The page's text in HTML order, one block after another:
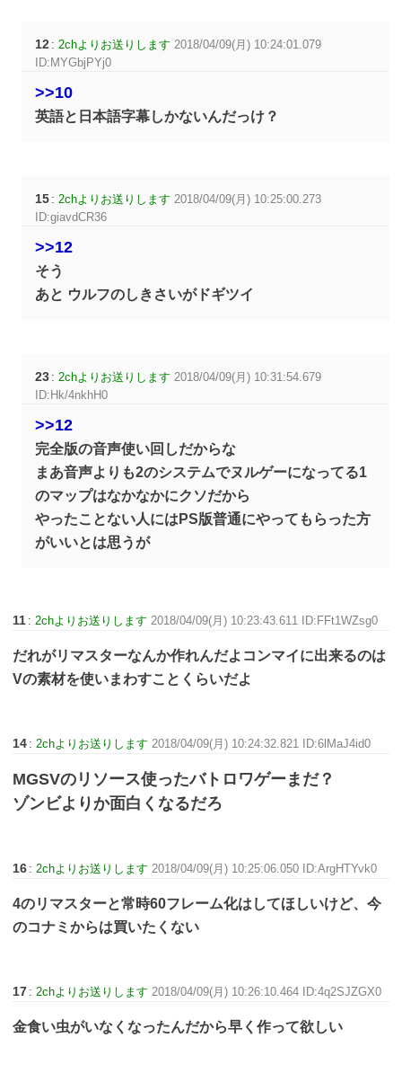
12 :2chよりお送りします 2018/04/09(月) 10:24:01.079
ID:MYGbjPYj0
>>10
英語と日本語字幕しかないんだっけ？
15 :2chよりお送りします 2018/04/09(月) 10:25:00.273
ID:giavdCR36
>>12
そう
あと ウルフのしきさいがドギツイ
23 :2chよりお送りします 2018/04/09(月) 10:31:54.679
ID:Hk/4nkhH0
>>12
完全版の音声使い回しだからな
まあ音声よりも2のシステムでヌルゲーになってる1
のマップはなかなかにクソだから
やったことない人にはPS版普通にやってもらった方
がいいとは思うが
11 :2chよりお送りします 2018/04/09(月) 10:23:43.611 ID:FFt1WZsg0
だれがリマスターなんか作れんだよコンマイに出来るのは
Vの素材を使いまわすことくらいだよ
14 :2chよりお送りします 2018/04/09(月) 10:24:32.821 ID:6lMaJ4id0
MGSVのリソース使ったバトロワゲーまだ？
ゾンビよりか面白くなるだろ
16 :2chよりお送りします 2018/04/09(月) 10:25:06.050 ID:ArgHTYvk0
4のリマスターと常時60フレーム化はしてほしいけど、今
のコナミからは買いたくない
17 :2chよりお送りします 2018/04/09(月) 10:26:10.464 ID:4q2SJZGX0
金食い虫がいなくなったんだから早く作って欲しい